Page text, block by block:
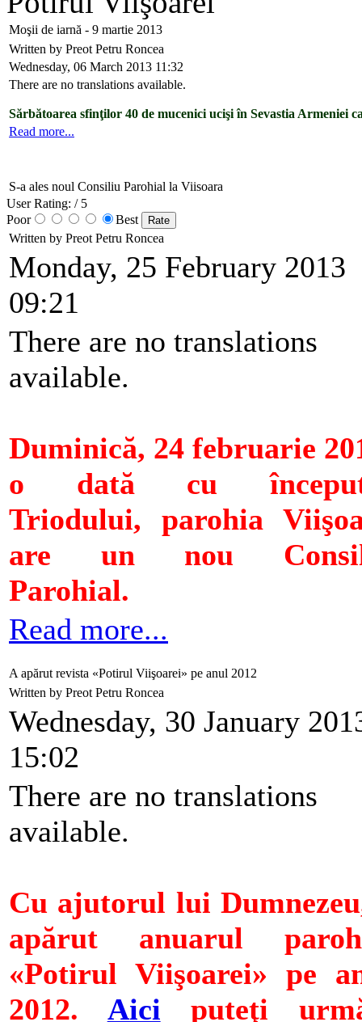
Moşii de iarnă - 9 martie 2013
Written by Preot Petru Roncea
Wednesday, 06 March 2013 11:32
There are no translations available.
Sărbătoarea sfinţilor 40 de mucenici ucişi în Sevastia Armeniei
Read more...
S-a ales noul Consiliu Parohial la Viisoara
User Rating: / 5
Poor
Best
Written by Preot Petru Roncea
Monday, 25 February 2013
09:21
There are no translations
available.
Duminică, 24 februarie
o dată cu
Triodului, parohia
are un nou
Parohial.
Read more...
A apărut revista «Potirul Viişoarei» pe anul 2012
Written by Preot Petru Roncea
Wednesday, 30 January
15:02
There are no translations
available.
Cu ajutorul lui
apărut anuarul
«Potirul Viişoarei» pe
2012. Aici puteţi